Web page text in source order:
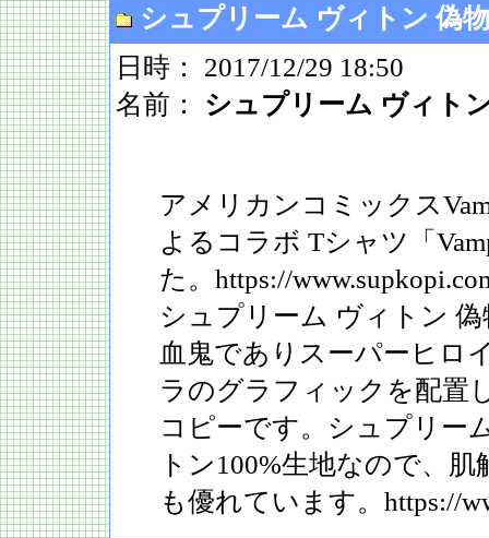
シュプリーム ヴィトン 偽物
日時： 2017/12/29 18:50
名前： シュプリーム ヴィト
アメリカンコミックス
よるコラボ Tシャツ「
た。https://
シュプリーム ヴィトン
血鬼でありスーパーヒロ
ラのグラフィックを配置
コピーです。シュプリー
トン100%生地なので、
も優れています。https://